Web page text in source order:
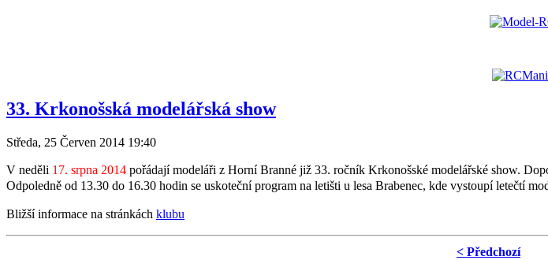
33. Krkonošská modelářská show
Středa, 25 Červen 2014 19:40
V neděli 17. srpna 2014 pořádají modeláři z Horní Branné již 33. ročník Krkonošské modelářské show.
Odpoledně od 13.30 do 16.30 hodin se uskoteční program na letišti u lesa Brabenec, kde vystoupí letečtí
Bližší informace na stránkách klubu
< Předchozí